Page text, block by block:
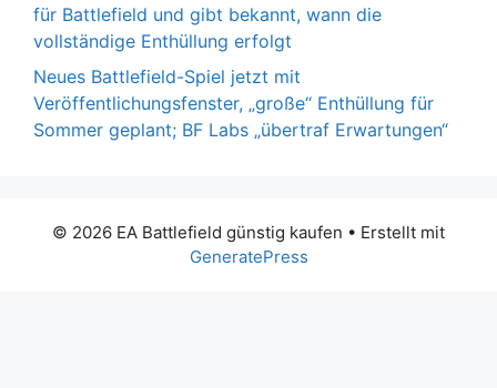
für Battlefield und gibt bekannt, wann die
vollständige Enthüllung erfolgt
Neues Battlefield-Spiel jetzt mit
Veröffentlichungsfenster, „große“ Enthüllung für
Sommer geplant; BF Labs „übertraf Erwartungen“
© 2026 EA Battlefield günstig kaufen • Erstellt mit
GeneratePress